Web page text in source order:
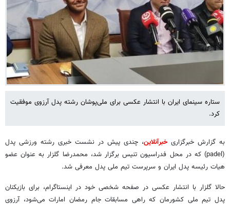
ستاره سینمای ایران با انتشار عکسی برای ملی‌پوشان رشته پدل آرزوی موفقیت
کرد.
به گزارش خبرگزاریخبرآنلاین، چندی پیش در نشست خبری رشته ورزشی پدل
(‌padel) که در محل فدراسیون تنیس برگزار شد، محمدرضا گلزار به عنوان عضو
هیات رئیسه پدل ایران و سرپرست تیم ملی پدل معرفی شد.
حالا گلزار با انتشار عکسی در صفحه شخصی خود در اینستاگرام، برای بازیکنان
پدل تیم ملی کشورمان که راهی مسابقات جام رمضان امارات می‌شود، آرزوی